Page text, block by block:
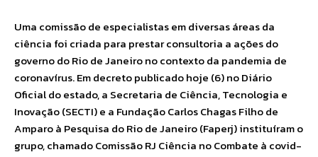
Uma comissão de especialistas em diversas áreas da
ciência foi criada para prestar consultoria a ações do
governo do Rio de Janeiro no contexto da pandemia de
coronavírus. Em decreto publicado hoje (6) no Diário
Oficial do estado, a Secretaria de Ciência, Tecnologia e
Inovação (SECTI) e a Fundação Carlos Chagas Filho de
Amparo à Pesquisa do Rio de Janeiro (Faperj) instituíram o
grupo, chamado Comissão RJ Ciência no Combate à covid-